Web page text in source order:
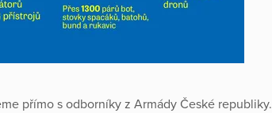
přímo s odborníky z Armády České republiky.